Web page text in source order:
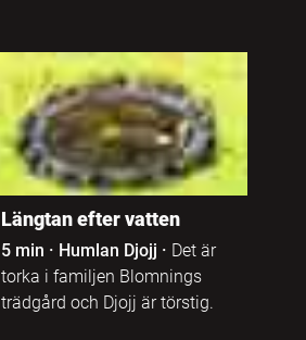
Längtan efter vatten
5 min · Humlan Djojj · Det är
torka i familjen Blomnings
trädgård och Djojj är törstig.